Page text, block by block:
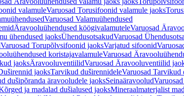
valamuleVaruosad Torusifoonid valamule jaoks
Varuosad Valamuühendused
Äravooluühendused köögivalamuteleVaruosad
ühendused jaoksÜhendusotsakudVaruosad
Varuosad Torupõlvsifoonid jaoksVarjatud sifoonid
koristajavalamuleVaruosad
jaoksÄravooluventiilidVaruosad Äravooluventiilid
jaoksTarvikud duširennideleVaruosad Tarvikud
dušipõranda äravooludele jaoksSeinaäravoolud
ja madalad dušialused jaoksMineraalmaterjalist